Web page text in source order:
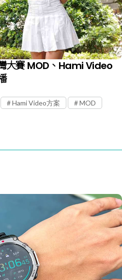
大賽 MOD、Hami Video
Hami Video方案
MOD